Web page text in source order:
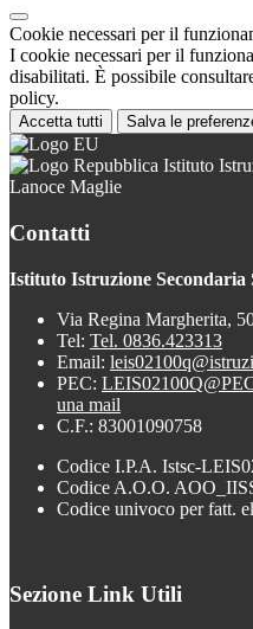
Cookie necessari per il
I cookie necessari per il
disabilitati. È possibile
policy.
Accetta tutti Salva le
Istituto
Lanoce Maglie
Contatti
Istituto Istruzione
Via Regina Margherita,
Tel: Tel. 0836.423313
Email:
PEC:
una mail
C.F.: 83001090758
Codice I.P.A. Istsc-
Codice A.O.O.
Codice univoco per fatt.
Sezione Link Utili